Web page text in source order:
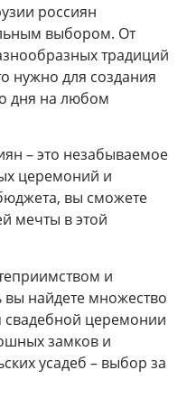
россиян
выбором. От
традиций
нужно для создания
дня на любом
– это незабываемое
церемоний и
вы сможете
мечты в этой
и
найдете множество
свадебной церемонии
замков и
усадеб – выбор за